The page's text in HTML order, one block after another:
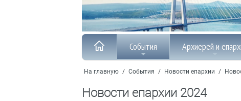
События Архиерей и
На главную / События / Новости епархии /
Новости епархии 2024